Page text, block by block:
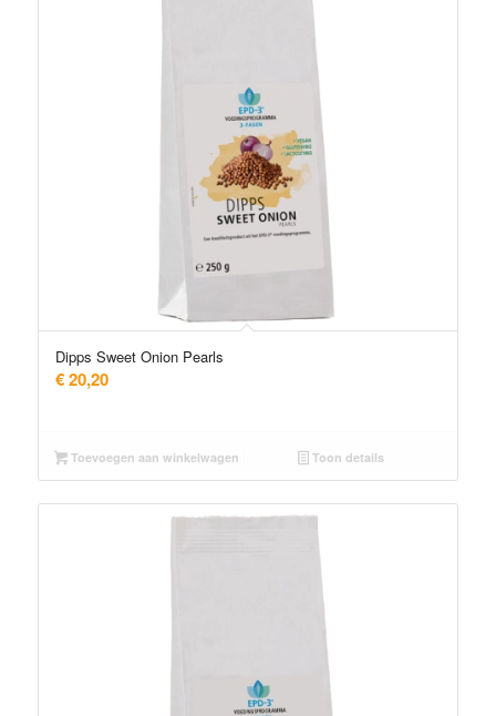
Dipps Sweet Onion Pearls
€20,20
Toevoegen aan winkelwagen Toon details